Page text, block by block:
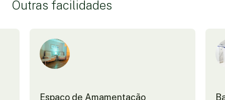
Outras facilidades
Espaço de Amamentação